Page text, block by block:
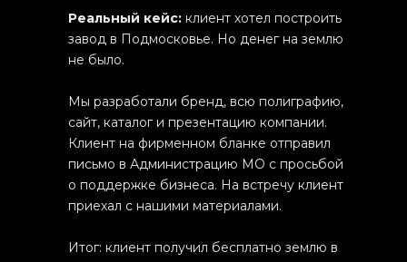
Реальный кейс: клиент хотел построить
завод в Подмосковье. Но денег на землю
не было.
Мы разработали бренд, всю полиграфию,
сайт, каталог и презентацию компании.
Клиент на фирменном бланке отправил
письмо в Администрацию МО с просьбой
о поддержке бизнеса. На встречу клиент
приехал с нашими материалами.
Итог: клиент получил бесплатно землю в